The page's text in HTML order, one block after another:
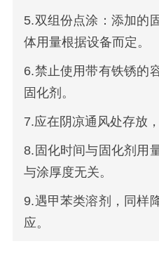
5.双组份点涂：添加的
体用量根据设备而定。
6.禁止使用带有铁锈的
固化剂。
7.应在阴凉通风处存放
8.固化时间与固化剂用
与涂厚度无关。
9.遇甲苯类溶剂，同样
应。